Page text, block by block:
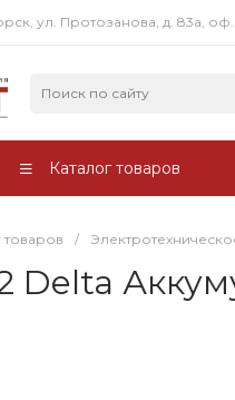
ул. Протозанова, д. 83а, оф.
Каталог товаров
товаров /
Delta